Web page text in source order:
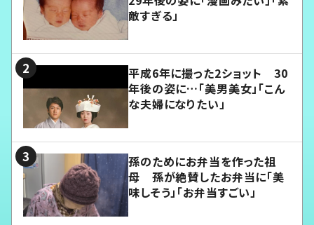
敵すぎる」
平成6年に撮った2ショット 30
年後の姿に…「美男美女」「こん
な夫婦になりたい」
孫のためにお弁当を作った祖
母 孫が絶賛したお弁当に「美
味しそう」「お弁当すごい」